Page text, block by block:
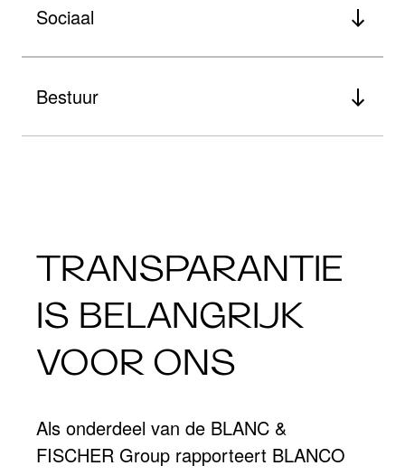
Sociaal
Bestuur
TRANSPARANTIE
IS BELANGRIJK
VOOR ONS
Als onderdeel van de BLANC &
FISCHER Group rapporteert BLANCO